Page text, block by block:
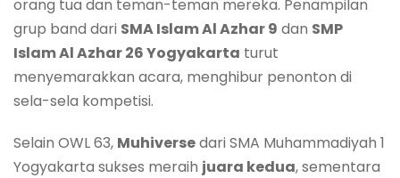
orang tua dan teman-teman mereka. Penampilan
grup band dari SMA Islam Al Azhar 9 dan SMP
Islam Al Azhar 26 Yogyakarta turut
menyemarakkan acara, menghibur penonton di
sela-sela kompetisi.
Selain OWL 63, Muhiversedari SMA Muhammadiyah 1
Yogyakarta sukses meraih juara kedua, sementara